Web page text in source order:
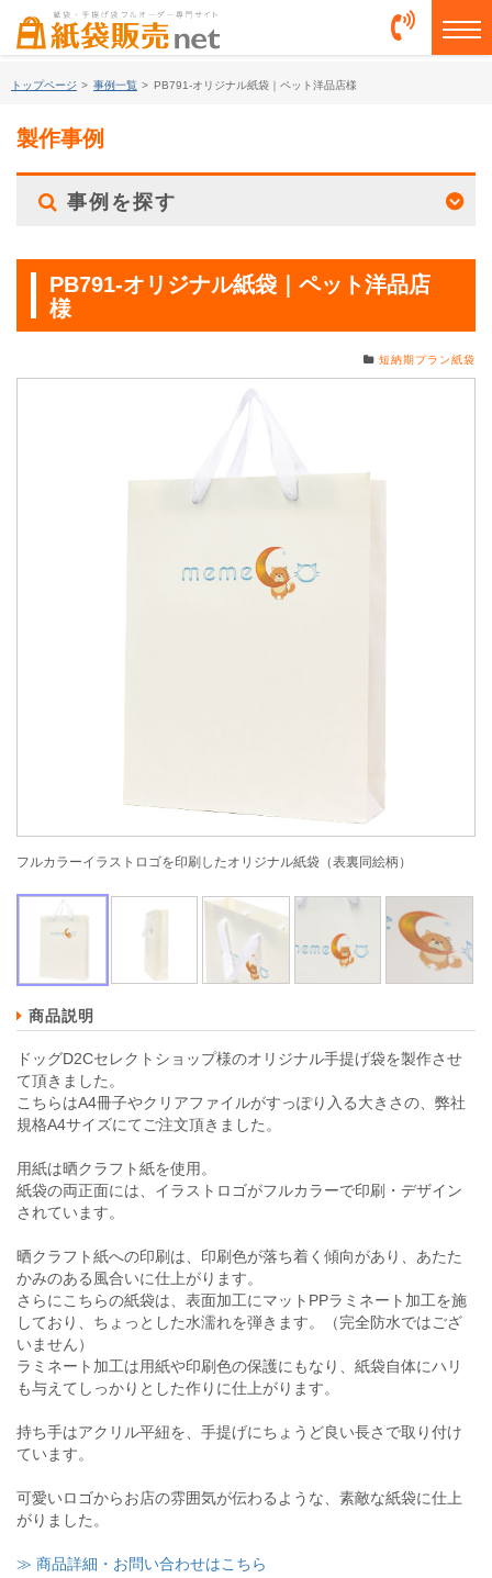
トップページ > 事例一覧 > PB791-オリジナル紙袋｜ペット洋品店様
製作事例
事例を探す
PB791-オリジナル紙袋｜ペット洋品店
様
短納期プラン紙袋
フルカラーイラストロゴを印刷したオリジナル紙袋（表裏同絵柄）
商品説明
ドッグD2Cセレクトショップ様のオリジナル手提げ袋を製作させ
て頂きました。
こちらはA4冊子やクリアファイルがすっぽり入る大きさの、弊社
規格A4サイズにてご注文頂きました。
用紙は晒クラフト紙を使用。
紙袋の両正面には、イラストロゴがフルカラーで印刷・デザイン
されています。
晒クラフト紙への印刷は、印刷色が落ち着く傾向があり、あたた
かみのある風合いに仕上がります。
さらにこちらの紙袋は、表面加工にマットPPラミネート加工を施
しており、ちょっとした水濡れを弾きます。（完全防水ではござ
いません）
ラミネート加工は用紙や印刷色の保護にもなり、紙袋自体にハリ
も与えてしっかりとした作りに仕上がります。
持ち手はアクリル平紐を、手提げにちょうど良い長さで取り付け
ています。
可愛いロゴからお店の雰囲気が伝わるような、素敵な紙袋に仕上
がりました。
≫ 商品詳細・お問い合わせはこちら